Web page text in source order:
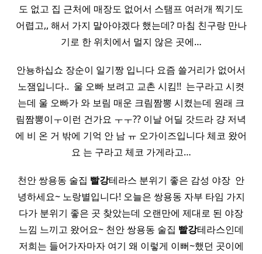
도 없고 집 근처에 매장도 없어서 스탬프 여러개 찍기도
어렵고,, 해서 가지 말아야겠다 했는데? 마침 친구랑 만나
기로 한 위치에서 멀지 않은 곳에…
안뇽하십쇼 장순이 일기짱 입니다 요즘 쓸거리가 없어서
노잼입니다.. ​ 울 오빠 보려고 교촌 시킴!! ​ 는구라고 시켯
는데 울 오빠가 와 보림 매운 크림짬뽕 시켰는데 원래 크
림짬뽕이ㅜ이런 건가요 ㅜㅜ?? 이날 어딜 갓드라 걍 저녁
에 비 온 거 밖에 기억 안 남 ㅠ 오가이즈입니다 체코 왔어
요 는 구라고 체코 가게라고…
천안 쌍용동 술집 빨강테라스 분위기 좋은 감성 야장 ​ 안
녕하세요~ 노랑별입니다! 오늘은 쌍용동 자부 타임 가지
다가 분위기 좋은 곳 찾았는데 오랜만에 제대로 된 야장
느낌 느끼고 왔어요~ 천안 쌍용동 술집 빨강테라스인데
저희는 들어가자마자 여기 왜 이렇게 이뻐~했던 곳이에